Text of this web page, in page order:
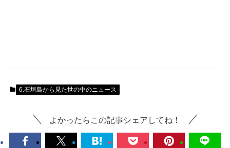
6.石垣島から見た世の中のニュース
よかったらこの記事シェアしてね！